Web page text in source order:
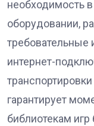
необходимость
оборудовании,
требовательные
интернет-
гарантирует
библиотекам игр